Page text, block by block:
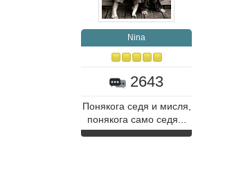
Nina
2643
Понякога седя и мисля,
понякога само седя...